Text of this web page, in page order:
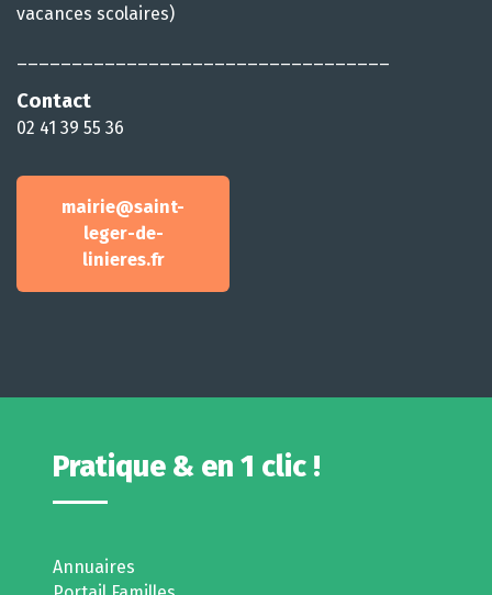
vacances scolaires)
Contact
02 41 39 55 36
mairie@saint-
leger-de-
linieres.fr
Pratique & en 1 clic !
Annuaires